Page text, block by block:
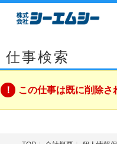
仕事検索
この仕事は既に削除さ